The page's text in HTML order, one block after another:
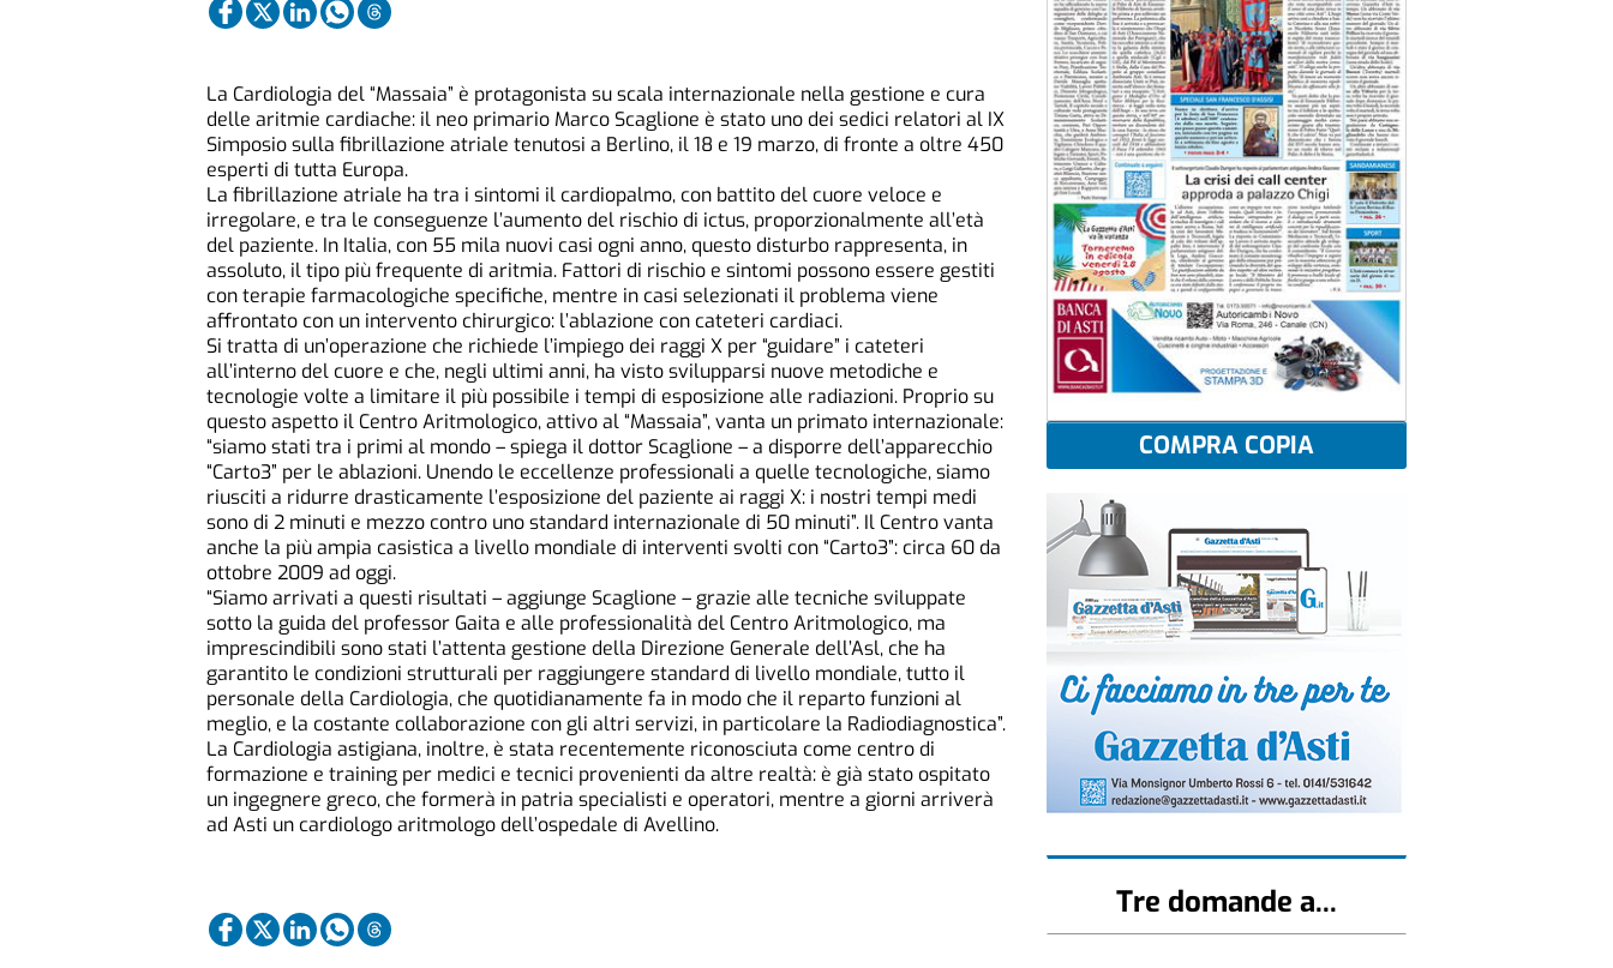
La Cardiologia del “Massaia” è protagonista su scala internazionale nella gestione e cura
delle aritmie cardiache: il neo primario Marco Scaglione è stato uno dei sedici relatori al IX
Simposio sulla fibrillazione atriale tenutosi a Berlino, il 18 e 19 marzo, di fronte a oltre 450
esperti di tutta Europa.
La fibrillazione atriale ha tra i sintomi il cardiopalmo, con battito del cuore veloce e
irregolare, e tra le conseguenze l’aumento del rischio di ictus, proporzionalmente all’età
del paziente. In Italia, con 55 mila nuovi casi ogni anno, questo disturbo rappresenta, in
assoluto, il tipo più frequente di aritmia. Fattori di rischio e sintomi possono essere gestiti
con terapie farmacologiche specifiche, mentre in casi selezionati il problema viene
affrontato con un intervento chirurgico: l’ablazione con cateteri cardiaci.
Si tratta di un’operazione che richiede l’impiego dei raggi X per “guidare” i cateteri
all’interno del cuore e che, negli ultimi anni, ha visto svilupparsi nuove metodiche e
tecnologie volte a limitare il più possibile i tempi di esposizione alle radiazioni. Proprio su
questo aspetto il Centro Aritmologico, attivo al “Massaia”, vanta un primato internazionale:
“siamo stati tra i primi al mondo – spiega il dottor Scaglione – a disporre dell’apparecchio
“Carto3” per le ablazioni. Unendo le eccellenze professionali a quelle tecnologiche, siamo
riusciti a ridurre drasticamente l’esposizione del paziente ai raggi X: i nostri tempi medi
sono di 2 minuti e mezzo contro uno standard internazionale di 50 minuti”. Il Centro vanta
anche la più ampia casistica a livello mondiale di interventi svolti con “Carto3”: circa 60 da
ottobre 2009 ad oggi.
“Siamo arrivati a questi risultati – aggiunge Scaglione – grazie alle tecniche sviluppate
sotto la guida del professor Gaita e alle professionalità del Centro Aritmologico, ma
imprescindibili sono stati l’attenta gestione della Direzione Generale dell’Asl, che ha
garantito le condizioni strutturali per raggiungere standard di livello mondiale, tutto il
personale della Cardiologia, che quotidianamente fa in modo che il reparto funzioni al
meglio, e la costante collaborazione con gli altri servizi, in particolare la Radiodiagnostica”.
La Cardiologia astigiana, inoltre, è stata recentemente riconosciuta come centro di
formazione e training per medici e tecnici provenienti da altre realtà: è già stato ospitato
un ingegnere greco, che formerà in patria specialisti e operatori, mentre a giorni arriverà
ad Asti un cardiologo aritmologo dell’ospedale di Avellino.
COMPRA COPIA
Tre domande a...